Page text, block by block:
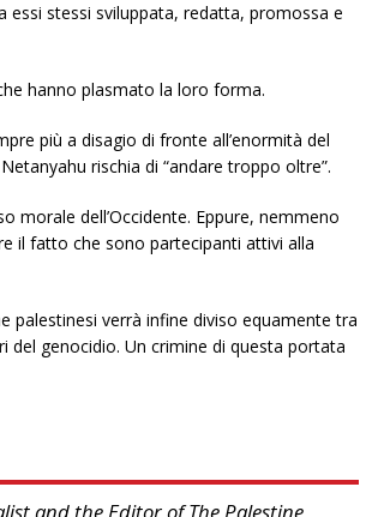
stessi sviluppata, redatta, promossa e
hanno plasmato la loro forma.
più a disagio di fronte all’enormità del
rischia di “andare troppo oltre”.
morale dell’Occidente. Eppure, nemmeno
il fatto che sono partecipanti attivi alla
palestinesi verrà infine diviso equamente tra
del genocidio. Un crimine di questa portata